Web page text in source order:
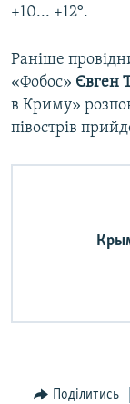
+10... +12°.
Раніше
«Фобос» Євген
в Криму»
півострів
Поділитись